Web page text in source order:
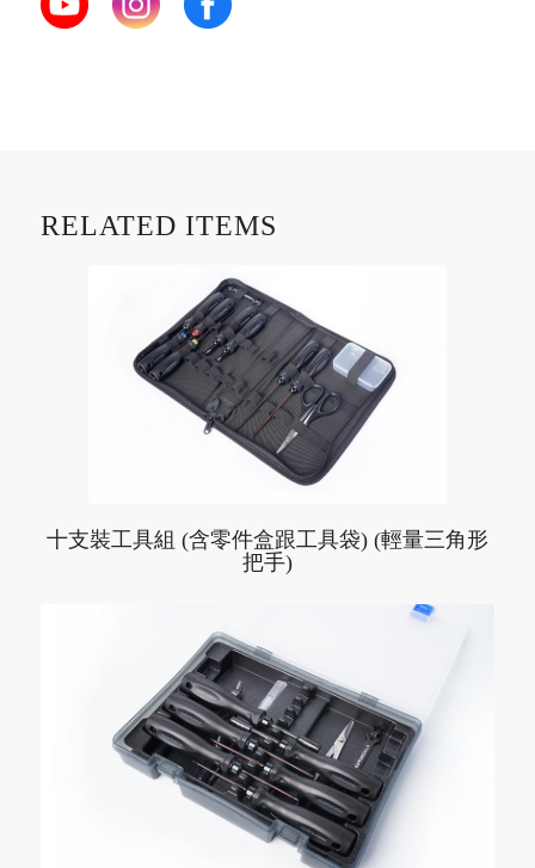
RELATED ITEMS
十支裝工具組 (含零件盒跟工具袋) (輕量三角形
把手)